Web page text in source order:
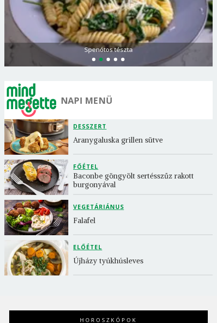
Spenótos tészta
NAPI MENÜ
DESSZERT
Aranygaluska grillen sütve
FŐÉTEL
Baconbe göngyölt sertésszűz rakott
burgonyával
VEGETÁRIÁNUS
Falafel
ELŐÉTEL
Újházy tyúkhúsleves
HOROSZKÓPOK